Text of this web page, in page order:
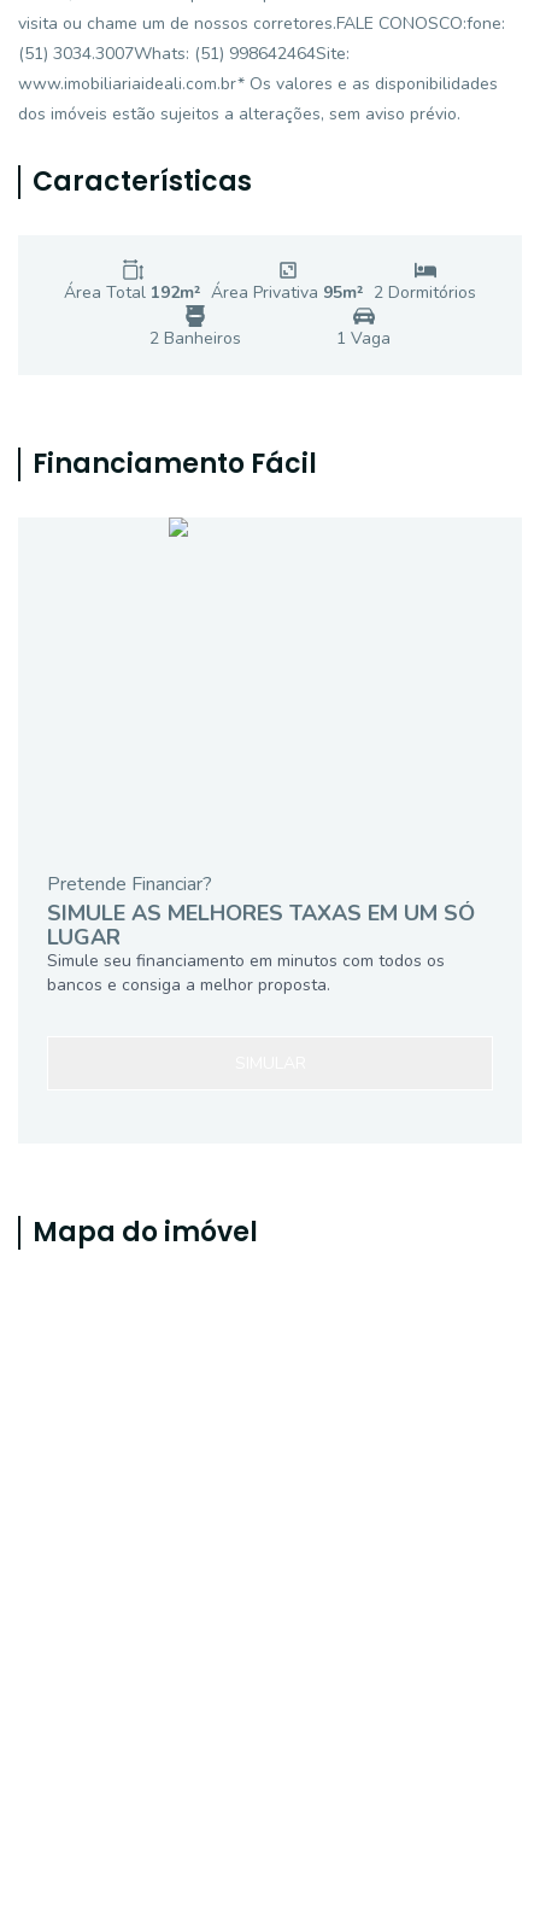
visita ou chame um de nossos corretores.FALE CONOSCO:fone:
(51) 3034.3007Whats: (51) 998642464Site:
www.imobiliariaideali.com.br* Os valores e as disponibilidades
dos imóveis estão sujeitos a alterações, sem aviso prévio.
Características
Área Total 192m² Área Privativa 95m² 2 Dormitórios
2 Banheiros 1 Vaga
Financiamento Fácil
Pretende Financiar?
SIMULE AS MELHORES TAXAS EM UM SÓ
LUGAR
Simule seu financiamento em minutos com todos os
bancos e consiga a melhor proposta.
Mapa do imóvel